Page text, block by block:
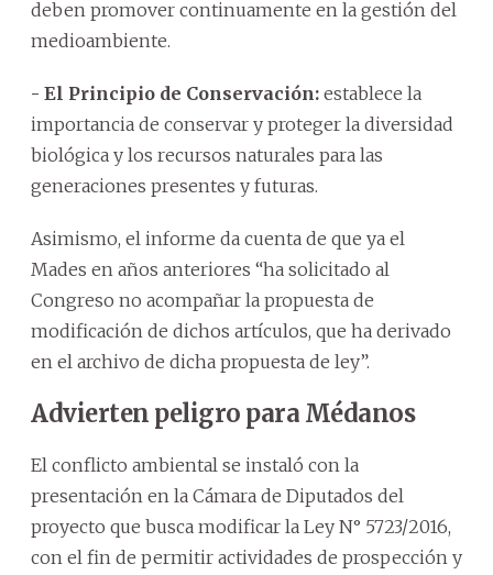
deben promover continuamente en la gestión del
medioambiente.
- El Principio de Conservación: establece la
importancia de conservar y proteger la diversidad
biológica y los recursos naturales para las
generaciones presentes y futuras.
Asimismo, el informe da cuenta de que ya el
Mades en años anteriores “ha solicitado al
Congreso no acompañar la propuesta de
modificación de dichos artículos, que ha derivado
en el archivo de dicha propuesta de ley”.
Advierten peligro para Médanos
El conflicto ambiental se instaló con la
presentación en la Cámara de Diputados del
proyecto que busca modificar la Ley N° 5723/2016,
con el fin de permitir actividades de prospección y